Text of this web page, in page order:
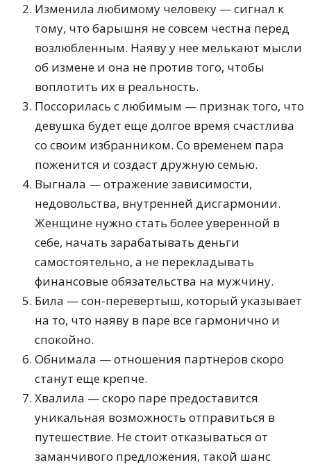
Изменила любимому человеку — сигнал к
тому, что барышня не совсем честна перед
возлюбленным. Наяву у нее мелькают мысли
об измене и она не против того, чтобы
воплотить их в реальность.
Поссорилась с любимым — признак того, что
девушка будет еще долгое время счастлива
со своим избранником. Со временем пара
поженится и создаст дружную семью.
Выгнала — отражение зависимости,
недовольства, внутренней дисгармонии.
Женщине нужно стать более уверенной в
себе, начать зарабатывать деньги
самостоятельно, а не перекладывать
финансовые обязательства на мужчину.
Била — сон-перевертыш, который указывает
на то, что наяву в паре все гармонично и
спокойно.
Обнимала — отношения партнеров скоро
станут еще крепче.
Хвалила — скоро паре предоставится
уникальная возможность отправиться в
путешествие. Не стоит отказываться от
заманчивого предложения, такой шанс